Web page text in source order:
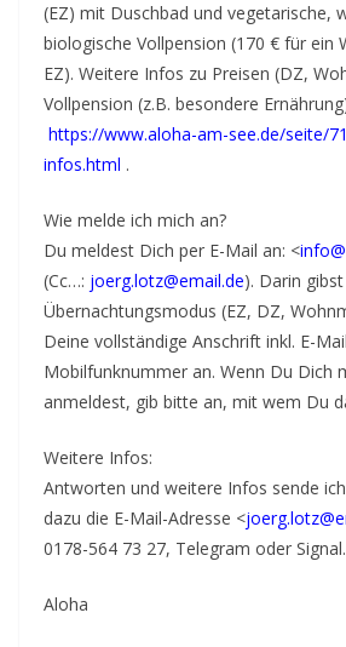
(EZ) mit Duschbad und vegetarische,
biologische Vollpension (170 € für ein
EZ). Weitere Infos zu Preisen (DZ,
Vollpension (z.B. besondere
https://www.aloha-am-see.de/seite/
infos.html .
Wie melde ich mich an?
Du meldest Dich per E-Mail an: <
(Cc…: joerg.lotz@email.de). Darin
Übernachtungsmodus (EZ, DZ,
Deine vollständige Anschrift inkl. E-
Mobilfunknummer an. Wenn Du Dich
anmeldest, gib bitte an, mit wem Du
Weitere Infos:
Antworten und weitere Infos sende
dazu die E-Mail-Adresse <
0178-564 73 27, Telegram oder Signal.
Aloha